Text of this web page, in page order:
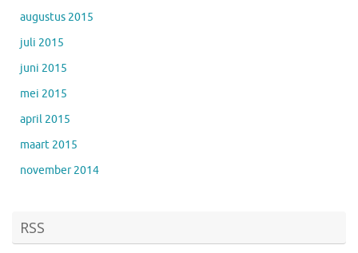
augustus 2015
juli 2015
juni 2015
mei 2015
april 2015
maart 2015
november 2014
RSS